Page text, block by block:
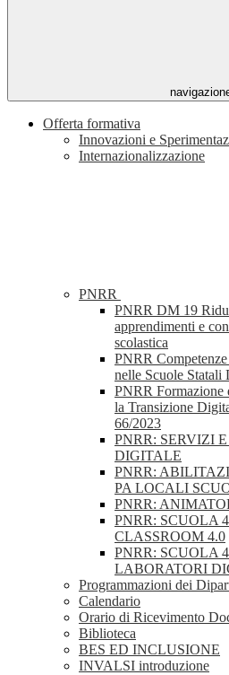
Offerta formativa
Innovazioni e
Internazionalizzazione
PNRR
PNRR DM 19
apprendimenti e
scolastica
PNRR
nelle Scuole Statali
PNRR Formazione
la Transizione
66/2023
PNRR: SERVIZI
DIGITALE
PNRR:
PA LOCALI
PNRR:
PNRR: SCUOLA
CLASSROOM 4.0
PNRR: SCUOLA
LABORATORI
Programmazioni dei
Calendario
Orario di Ricevimento
Biblioteca
BES ED INCLUSIONE
INVALSI introduzione